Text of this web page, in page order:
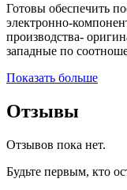
Готовы обеспечить
электронно-
производства-
западные по
Показать больше
Отзывы
Отзывов пока нет.
Будьте первым, кто